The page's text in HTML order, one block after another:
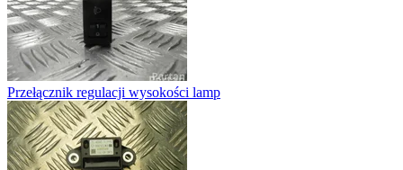
Przełącznik regulacji wysokości lamp